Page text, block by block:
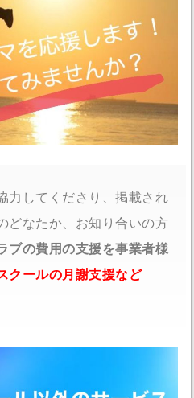
力してくださり、掲載され
どなたか、お知り合いの方
ブの費用の支援を事業者様
クールの月謝支援など